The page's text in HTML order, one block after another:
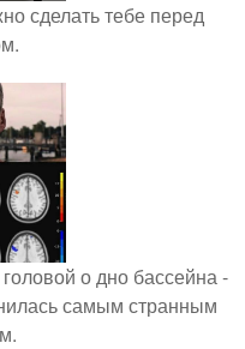
сделать тебе перед
о дно бассейна -
самым странным